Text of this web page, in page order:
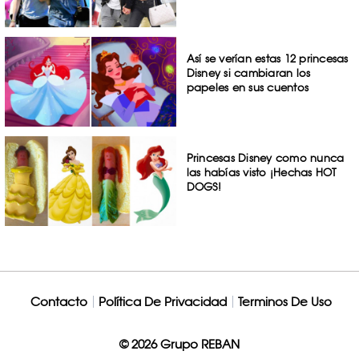
Así se verían estas 12 princesas
Disney si cambiaran los
papeles en sus cuentos
Princesas Disney como nunca
las habías visto ¡Hechas HOT
DOGS!
Contacto Política De Privacidad Terminos De Uso
© 2026 Grupo REBAN